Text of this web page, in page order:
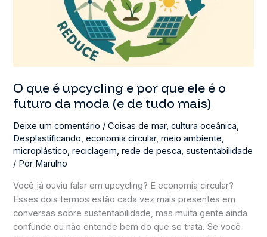
O que é upcycling e por que ele é o
futuro da moda (e de tudo mais)
Deixe um comentário /Coisas de mar,cultura oceânica,
Desplastificando,economia circular,meio ambiente,
microplástico,reciclagem,rede de pesca,sustentabilidade
/ Por Marulho
Você já ouviu falar em upcycling? E economia circular?
Esses dois termos estão cada vez mais presentes em
conversas sobre sustentabilidade, mas muita gente ainda
confunde ou não entende bem do que se trata. Se você